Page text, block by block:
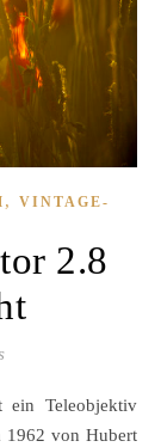
, VINTAGE-
2.8
1962 von Hubert